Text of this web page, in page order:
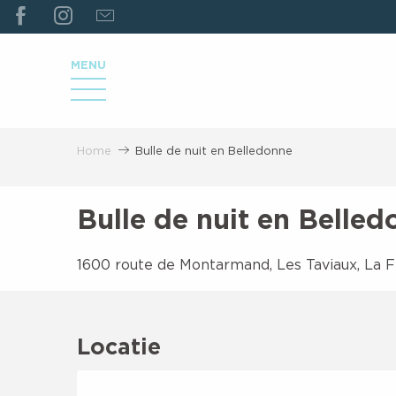
ALLER
AU
PRINCIPAL
MENU
Home Bulle de nuit en Belledonne
Bulle de nuit en
1600 route de Montarmand, Les Taviaux, La
Locatie